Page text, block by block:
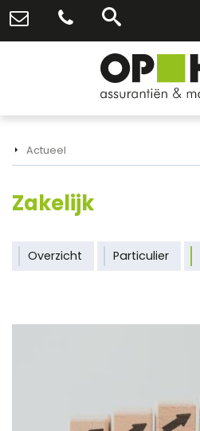
Actueel
Zakelijk
Overzicht Particulier